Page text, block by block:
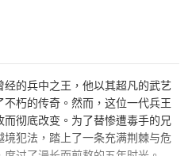
的兵中之王，他以其超凡的武艺
朽的传奇。然而，这位一代兵王
彻底改变。为了替惨遭毒手的兄
犯法，踏上了一条充满荆棘与危